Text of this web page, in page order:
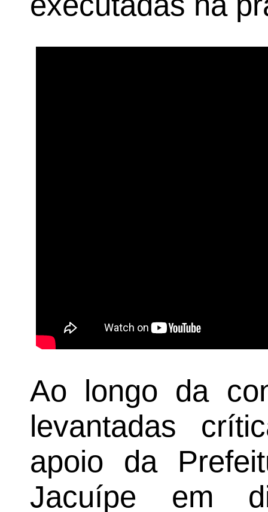
Ao longo da
levantadas
apoio da
Jacuípe em